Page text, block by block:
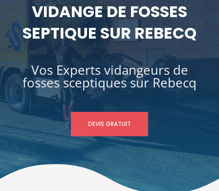
VIDANGE DE FOSSES
SEPTIQUE SUR REBECQ
Vos Experts vidangeurs de
fosses sceptiques sur Rebecq
DEVIS GRATUIT